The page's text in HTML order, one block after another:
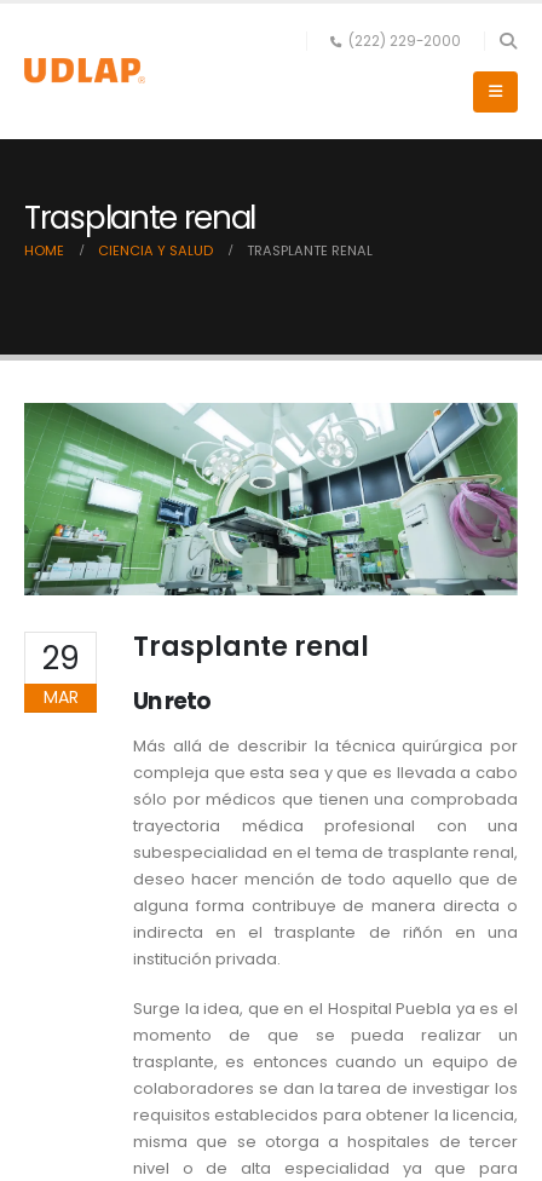
(222) 229-2000
Trasplante renal
HOME CIENCIA Y SALUD TRASPLANTE RENAL
29
MAR
Trasplante renal
Un reto
Más allá de describir la técnica quirúrgica por
compleja que esta sea y que es llevada a cabo
sólo por médicos que tienen una comprobada
trayectoria médica profesional con una
subespecialidad en el tema de trasplante renal,
deseo hacer mención de todo aquello que de
alguna forma contribuye de manera directa o
indirecta en el trasplante de riñón en una
institución privada.
Surge la idea, que en el Hospital Puebla ya es el
momento de que se pueda realizar un
trasplante, es entonces cuando un equipo de
colaboradores se dan la tarea de investigar los
requisitos establecidos para obtener la licencia,
misma que se otorga a hospitales de tercer
nivel o de alta especialidad ya que para